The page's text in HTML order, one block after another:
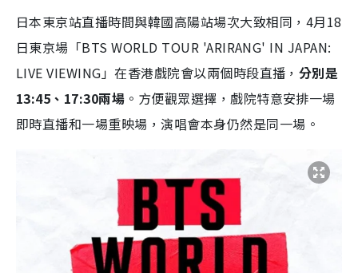
日本東京站直播時間與韓國高陽站場次大致相同，4月18
日東京場「BTS WORLD TOUR 'ARIRANG' IN JAPAN:
LIVE VIEWING」在香港戲院會以兩個時段直播， 分別是
13:45、17:30兩場 。方便觀眾選擇，戲院特意安排一場
即時直播和一場重映場，演唱會本身仍然是同一場。